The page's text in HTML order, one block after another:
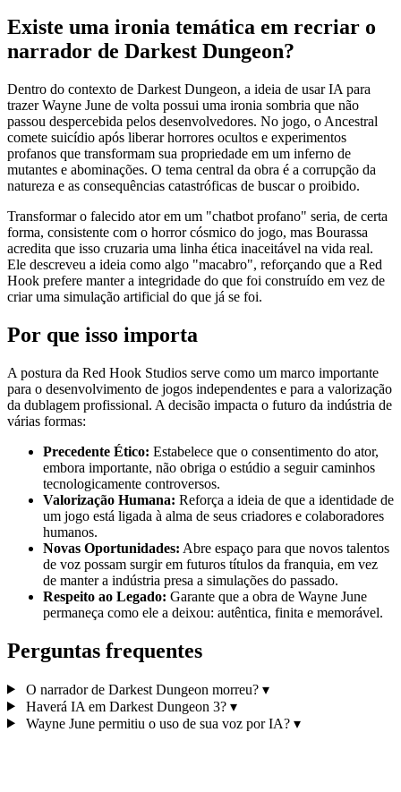
Existe uma ironia temática em recriar o
narrador de Darkest Dungeon?
Dentro do contexto de Darkest Dungeon, a ideia de usar IA para
trazer Wayne June de volta possui uma ironia sombria que não
passou despercebida pelos desenvolvedores. No jogo, o Ancestral
comete suicídio após liberar horrores ocultos e experimentos
profanos que transformam sua propriedade em um inferno de
mutantes e abominações. O tema central da obra é a corrupção da
natureza e as consequências catastróficas de buscar o proibido.
Transformar o falecido ator em um "chatbot profano" seria, de certa
forma, consistente com o horror cósmico do jogo, mas Bourassa
acredita que isso cruzaria uma linha ética inaceitável na vida real.
Ele descreveu a ideia como algo "macabro", reforçando que a Red
Hook prefere manter a integridade do que foi construído em vez de
criar uma simulação artificial do que já se foi.
Por que isso importa
A postura da Red Hook Studios serve como um marco importante
para o desenvolvimento de jogos independentes e para a valorização
da dublagem profissional. A decisão impacta o futuro da indústria de
várias formas:
Precedente Ético: Estabelece que o consentimento do ator,
embora importante, não obriga o estúdio a seguir caminhos
tecnologicamente controversos.
Valorização Humana: Reforça a ideia de que a identidade de
um jogo está ligada à alma de seus criadores e colaboradores
humanos.
Novas Oportunidades: Abre espaço para que novos talentos
de voz possam surgir em futuros títulos da franquia, em vez
de manter a indústria presa a simulações do passado.
Respeito ao Legado: Garante que a obra de Wayne June
permaneça como ele a deixou: autêntica, finita e memorável.
Perguntas frequentes
O narrador de Darkest Dungeon morreu? ▾
Haverá IA em Darkest Dungeon 3? ▾
Wayne June permitiu o uso de sua voz por IA? ▾